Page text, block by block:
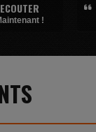
ECOUTER
!